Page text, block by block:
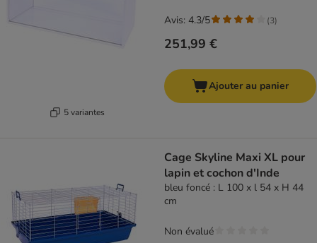
5 variantes
251,99 €
Avis: 4.3/5 (3)
Ajouter au panier
Cage Skyline Maxi XL pour
lapin et cochon d'Inde
bleu foncé : L 100 x l 54 x H 44
cm
Non évalué